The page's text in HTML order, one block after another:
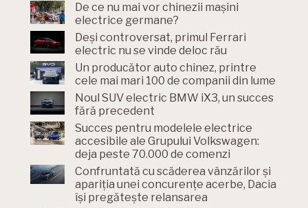
De ce nu mai vor chinezii mașini
electrice germane?
Deși controversat, primul Ferrari
electric nu se vinde deloc rău
Un producător auto chinez, printre
cele mai mari 100 de companii din lume
Noul SUV electric BMW iX3, un succes
fără precedent
Succes pentru modelele electrice
accesibile ale Grupului Volkswagen:
deja peste 70.000 de comenzi
Confruntată cu scăderea vânzărilor și
apariția unei concurențe acerbe, Dacia
își pregătește relansarea